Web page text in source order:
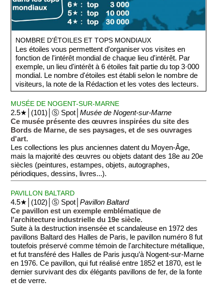
NOMBRE D'ÉTOILES ET TOPS MONDIAUX
Les étoiles vous permettent d'organiser vos visites en
fonction de l'intérêt mondial de chaque lieu d'intérêt. Par
exemple, un lieu d'intérêt à 6 étoiles fait partie du top 3·000
mondial. Le nombre d'étoiles est établi selon le nombre de
visiteurs, la note de la Rédaction et les votes des lecteurs.
MUSÉE DE NOGENT-SUR-MARNE
2.5★│(101)│Ⓢ Spot│Musée de Nogent-sur-Marne
Ce musée présente des œuvres inspirées du site des
Bords de Marne, de ses paysages, et de ses ouvrages
d'art.
Les collections les plus anciennes datent du Moyen-Âge,
mais la majorité des œuvres ou objets datant des 18e au 20e
siècles (peintures, estampes, objets, autographes,
périodiques, dessins, livres...).
PAVILLON BALTARD
4.5★│(102)│Ⓢ Spot│Pavillon Baltard
Ce pavillon est un exemple emblématique de
l'architecture industrielle du 19e siècle.
Suite à la destruction insensée et scandaleuse en 1972 des
pavillons Baltard des Halles de Paris, le pavillon numéro 8 fut
toutefois préservé comme témoin de l'architecture métallique,
et fut transféré des Halles de Paris jusqu’à Nogent-sur-Marne
en 1976. Ce pavillon, qui fut réalisé entre 1852 et 1870, est le
dernier survivant des dix élégants pavillons de fer, de la fonte
et de verre.